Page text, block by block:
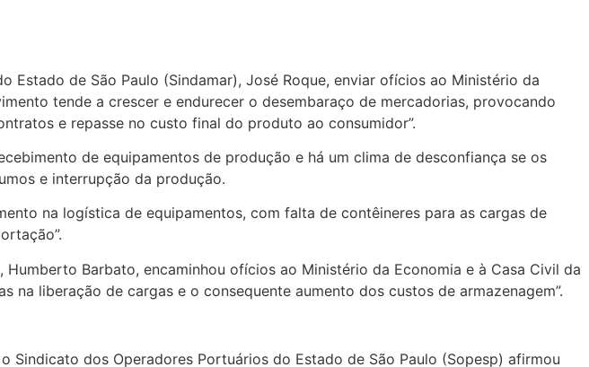
de São Paulo (Sindamar), José Roque, enviar ofícios ao Ministério da
tende a crescer e endurecer o desembaraço de mercadorias, provocando
e repasse no custo final do produto ao consumidor”.
de equipamentos de produção e há um clima de desconfiança se os
e interrupção da produção.
na logística de equipamentos, com falta de contêineres para as cargas de
Barbato, encaminhou ofícios ao Ministério da Economia e à Casa Civil da
na liberação de cargas e o consequente aumento dos custos de armazenagem”.
dos Operadores Portuários do Estado de São Paulo (Sopesp) afirmou